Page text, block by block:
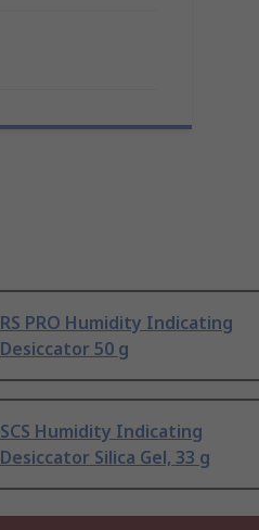
RS PRO Humidity Indicating
Desiccator 50 g
SCS Humidity Indicating
Desiccator Silica Gel, 33 g